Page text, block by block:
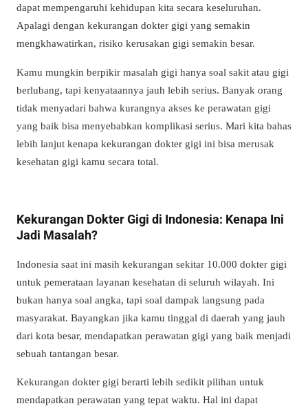
dapat mempengaruhi kehidupan kita secara keseluruhan.
Apalagi dengan kekurangan dokter gigi yang semakin
mengkhawatirkan, risiko kerusakan gigi semakin besar.
Kamu mungkin berpikir masalah gigi hanya soal sakit atau gigi
berlubang, tapi kenyataannya jauh lebih serius. Banyak orang
tidak menyadari bahwa kurangnya akses ke perawatan gigi
yang baik bisa menyebabkan komplikasi serius. Mari kita bahas
lebih lanjut kenapa kekurangan dokter gigi ini bisa merusak
kesehatan gigi kamu secara total.
Kekurangan Dokter Gigi di Indonesia: Kenapa Ini
Jadi Masalah?
Indonesia saat ini masih kekurangan sekitar 10.000 dokter gigi
untuk pemerataan layanan kesehatan di seluruh wilayah. Ini
bukan hanya soal angka, tapi soal dampak langsung pada
masyarakat. Bayangkan jika kamu tinggal di daerah yang jauh
dari kota besar, mendapatkan perawatan gigi yang baik menjadi
sebuah tantangan besar.
Kekurangan dokter gigi berarti lebih sedikit pilihan untuk
mendapatkan perawatan yang tepat waktu. Hal ini dapat